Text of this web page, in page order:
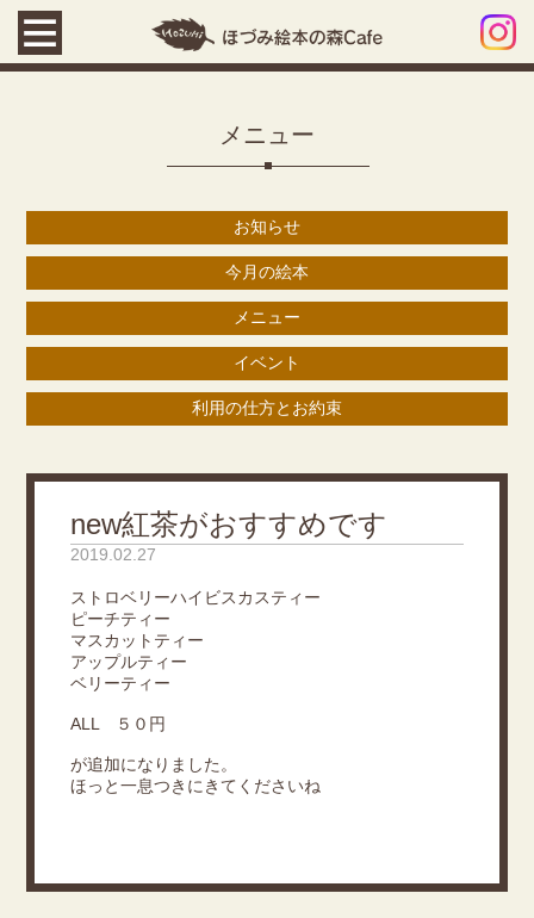
メニュー
お知らせ
今月の絵本
メニュー
イベント
利用の仕方とお約束
new紅茶がおすすめです
2019.02.27
ストロベリーハイビスカスティー
ピーチティー
マスカットティー
アップルティー
ベリーティー
ALL ５０円
が追加になりました。
ほっと一息つきにきてくださいね